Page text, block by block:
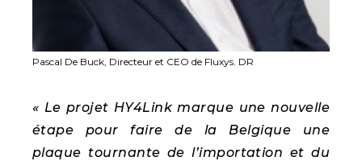
Pascal De Buck, Directeur et CEO de Fluxys. DR
« Le projet HY4Link marque une nouvelle
étape pour faire de la Belgique une
plaque tournante de l’importation et du